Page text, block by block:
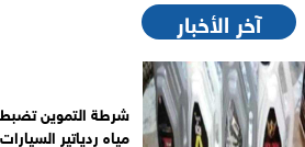
آخر الأخبار
شرطة التموين
مياه ردياتير السيارات